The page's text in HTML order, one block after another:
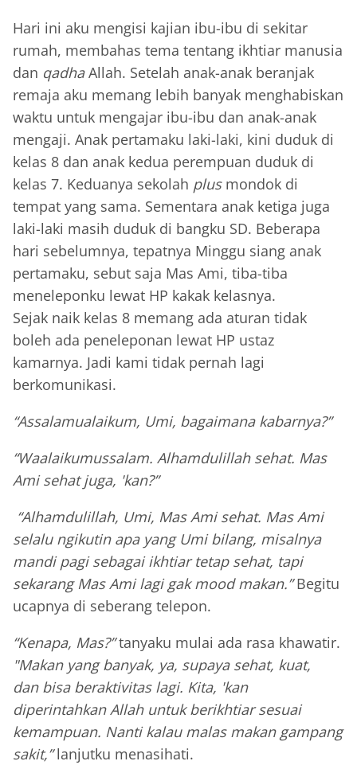
Hari ini aku mengisi kajian ibu-ibu di sekitar
rumah, membahas tema tentang ikhtiar manusia
dan qadhaAllah. Setelah anak-anak beranjak
remaja aku memang lebih banyak menghabiskan
waktu untuk mengajar ibu-ibu dan anak-anak
mengaji. Anak pertamaku laki-laki, kini duduk di
kelas 8 dan anak kedua perempuan duduk di
kelas 7. Keduanya sekolah plusmondok di
tempat yang sama. Sementara anak ketiga juga
laki-laki masih duduk di bangku SD. Beberapa
hari sebelumnya, tepatnya Minggu siang anak
pertamaku, sebut saja Mas Ami, tiba-tiba
meneleponku lewat HP kakak kelasnya.
Sejak naik kelas 8 memang ada aturan tidak
boleh ada peneleponan lewat HP ustaz
kamarnya. Jadi kami tidak pernah lagi
berkomunikasi.
“Assalamualaikum, Umi, bagaimana kabarnya?”
“Waalaikumussalam. Alhamdulillah sehat. Mas
Ami sehat juga, 'kan?”
“Alhamdulillah, Umi, Mas Ami sehat. Mas Ami
selalu ngikutin apa yang Umi bilang, misalnya
mandi pagi sebagai ikhtiar tetap sehat, tapi
sekarang Mas Ami lagi gak mood makan.”Begitu
ucapnya di seberang telepon.
“Kenapa, Mas?”tanyaku mulai ada rasa khawatir.
"Makan yang banyak, ya, supaya sehat, kuat,
dan bisa beraktivitas lagi. Kita, 'kan
diperintahkan Allah untuk berikhtiar sesuai
kemampuan. Nanti kalau malas makan gampang
sakit,”lanjutku menasihati.